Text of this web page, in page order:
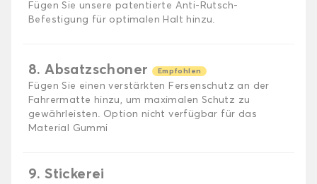
Fügen Sie unsere patentierte Anti-Rutsch-
Befestigung für optimalen Halt hinzu.
8. Absatzschoner Empfohlen
Fügen Sie einen verstärkten Fersenschutz an der
Fahrermatte hinzu, um maximalen Schutz zu
gewährleisten. Option nicht verfügbar für das
Material Gummi
9. Stickerei